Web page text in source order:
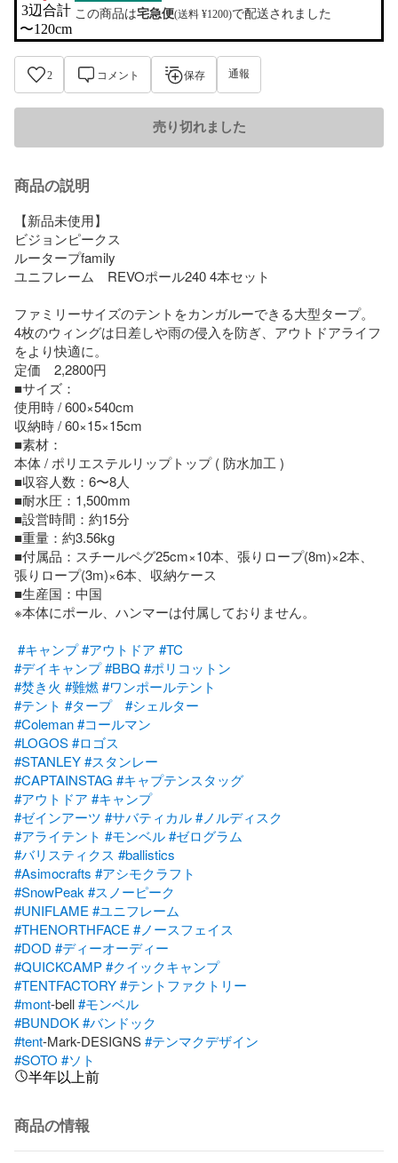
3辺合計
〜120cm
この商品は宅急便(送料 ¥1200)で配送されました
2 コメント 保存 通報
売り切れました
商品の説明
【新品未使用】
ビジョンピークス
ルータープfamily
ユニフレーム　REVOポール240 4本セット
ファミリーサイズのテントをカンガルーできる大型タープ。
4枚のウィングは日差しや雨の侵入を防ぎ、アウトドアライフ
をより快適に。
定価　2,2800円
■サイズ：
使用時 / 600×540cm
収納時 / 60×15×15cm
■素材：
本体 / ポリエステルリップトップ ( 防水加工 )
■収容人数：6〜8人
■耐水圧：1,500mm
■設営時間：約15分
■重量：約3.56kg
■付属品：スチールペグ25cm×10本、張りロープ(8m)×2本、
張りロープ(3m)×6本、収納ケース
■生産国：中国
※本体にポール、ハンマーは付属しておりません。
#キャンプ#アウトドア #TC
#デイキャンプ#BBQ #ポリコットン
#焚き火 #難燃#ワンポールテント
#テント #タープ
#シェルター
#Coleman#コールマン
#LOGOS#ロゴス
#STANLEY#スタンレー
#CAPTAINSTAG #キャプテンスタッグ
#アウトドア #キャンプ
#ゼインアーツ #サバティカル#ノルディスク
#アライテント #モンベル#ゼログラム
#バリスティクス #ballistics
#Asimocrafts #アシモクラフト
#SnowPeak #スノーピーク
#UNIFLAME #ユニフレーム
#THENORTHFACE #ノースフェイス
#DOD #ディーオーディー
#QUICKCAMP#クイックキャンプ
#TENTFACTORY#テントファクトリー
#mont-bell #モンベル
#BUNDOK#バンドック
#tent-Mark-DESIGNS #テンマクデザイン
#SOTO #ソト
半年以上前
商品の情報